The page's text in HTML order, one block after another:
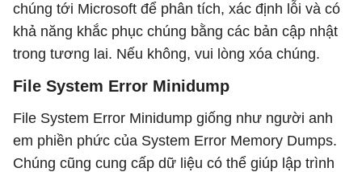
chúng tới Microsoft để phân tích, xác định lỗi và có
khả năng khắc phục chúng bằng các bản cập nhật
trong tương lai. Nếu không, vui lòng xóa chúng.
File System Error Minidump
File System Error Minidump giống như người anh
em phiền phức của System Error Memory Dumps.
Chúng cũng cung cấp dữ liệu có thể giúp lập trình